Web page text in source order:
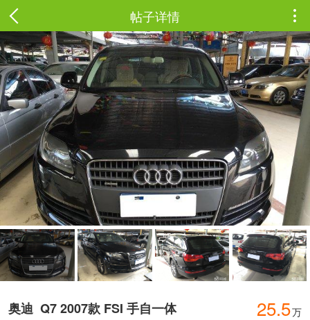
帖子详情 
奥迪 Q7 2007款 FSI 手自一体 25.5万